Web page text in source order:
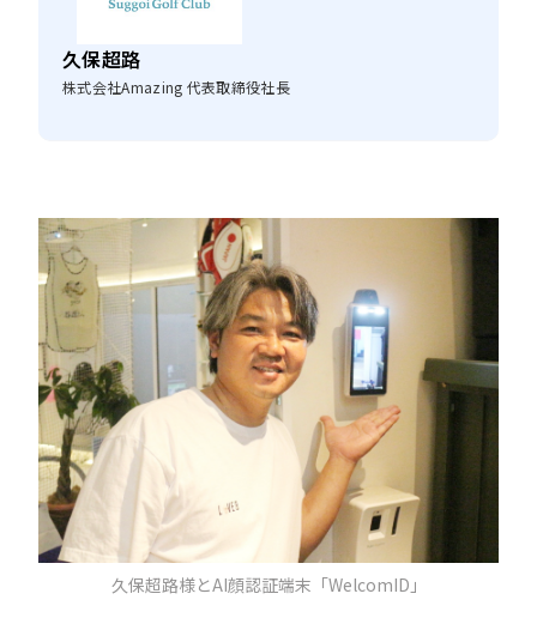
久保超路
株式会社Amazing 代表取締役社長
久保超路様とAI顔認証端末「WelcomID」